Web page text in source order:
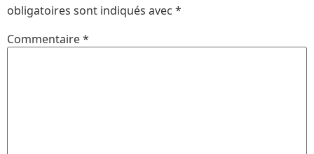
obligatoires sont indiqués avec *
Commentaire*